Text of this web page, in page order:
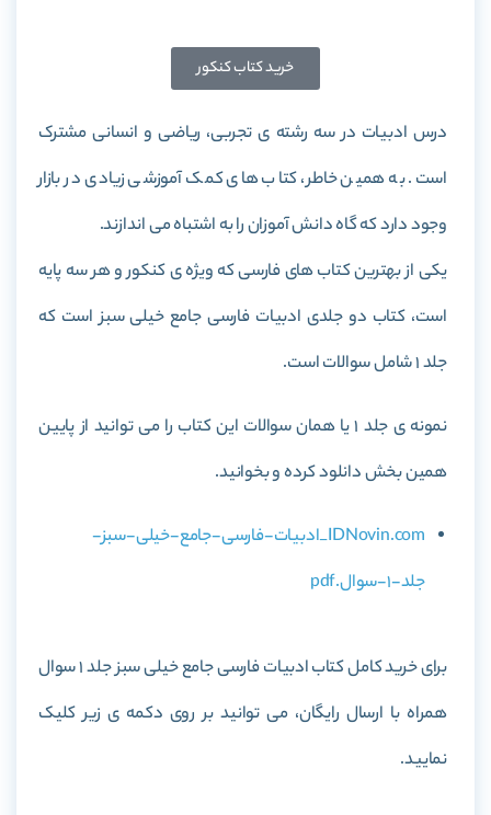
خرید کتاب کنکور
درس ادبیات در سه رشته ی تجربی، ریاضی و انسانی مشترک
است. به همین خاطر، کتاب های کمک آموزشی زیادی در بازار
وجود دارد که گاه دانش آموزان را به اشتباه می اندازند.
یکی از بهترین کتاب های فارسی که ویژه ی کنکور و هر سه پایه
است، کتاب دو جلدی ادبیات فارسی جامع خیلی سبز است که
جلد 1 شامل سوالات است.
نمونه ی جلد 1 یا همان سوالات این کتاب را می توانید از پایین
همین بخش دانلود کرده و بخوانید.
IDNovin.com_ادبیات-فارسی-جامع-خیلی-سبز-
جلد-1-سوال.pdf
برای خرید کامل کتاب ادبیات فارسی جامع خیلی سبز جلد 1 سوال
همراه با ارسال رایگان، می توانید بر روی دکمه ی زیر کلیک
نمایید.